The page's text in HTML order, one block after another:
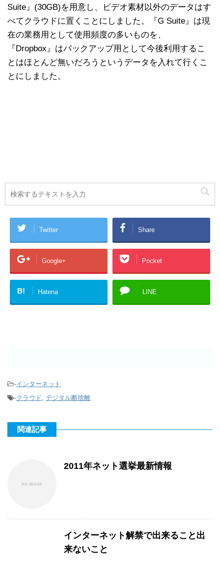
Suite』(30GB)を用意し、ビデオ素材以外のデータはす
べてクラウドに置くことにしました。『G Suite』は現
在の業務用として使用頻度の多いものを、
『Dropbox』はバックアップ用として今後利用するこ
とはほとんど無いだろうというデータを入れて行くこ
とにしました。
Twitter Share
Google+ Pocket
B! Hatena LINE
-インターネット
-クラウド, デジタル断捨離
関連記事
2011年ネット選挙最新情報
インターネット解禁で出来ること出
来ないこと